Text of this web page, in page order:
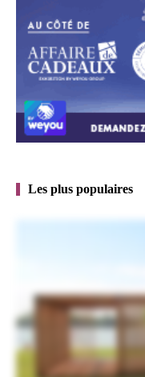
Les plus populaires